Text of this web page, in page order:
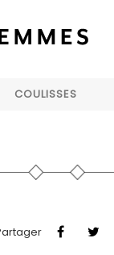
COULISSES